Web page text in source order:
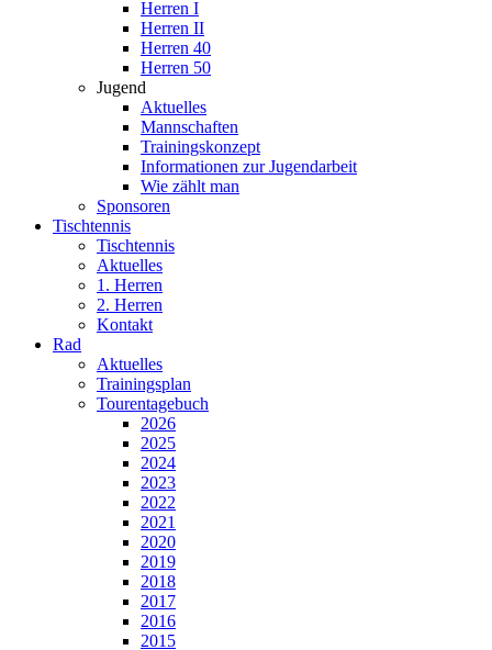
Herren I
Herren II
Herren 40
Herren 50
Jugend
Aktuelles
Mannschaften
Trainingskonzept
Informationen zur Jugendarbeit
Wie zählt man
Sponsoren
Tischtennis
Tischtennis
Aktuelles
1. Herren
2. Herren
Kontakt
Rad
Aktuelles
Trainingsplan
Tourentagebuch
2026
2025
2024
2023
2022
2021
2020
2019
2018
2017
2016
2015